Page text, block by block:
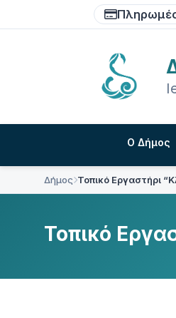
content
main
footer
Ο Δήμος
Δήμος Τοπικό Εργαστήρι
Τοπικό